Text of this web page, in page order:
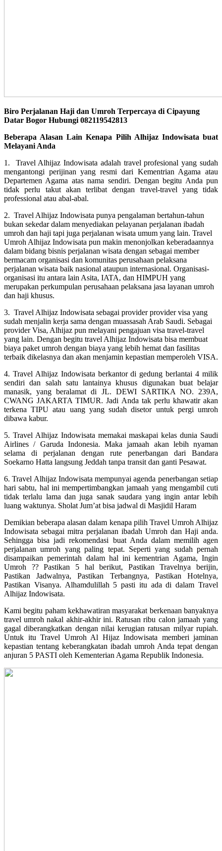
Biro Perjalanan Haji dan Umroh Terpercaya di Cipayung
Datar Bogor Hubungi 082119542813
Beberapa Alasan Lain Kenapa Pilih Alhijaz Indowisata buat
Melayani Anda
1. Travel Alhijaz Indowisata adalah travel profesional yang sudah
mengantongi perijinan yang resmi dari Kementrian Agama atau
Departemen Agama atas nama sendiri. Dengan begitu Anda pun
tidak perlu takut akan terlibat dengan travel-travel yang tidak
professional atau abal-abal.
2. Travel Alhijaz Indowisata punya pengalaman bertahun-tahun
bukan sekedar dalam menyediakan pelayanan perjalanan ibadah
umroh dan haji tapi juga perjalanan wisata umum yang lain. Travel
Umroh Alhijaz Indowisata pun makin menonjolkan keberadaannya
dalam bidang bisnis perjalanan wisata dengan sebagai member
bermacam organisasi dan komunitas perusahaan pelaksana
perjalanan wisata baik nasional ataupun internasional. Organisasi-
organisasi itu antara lain Asita, IATA, dan HIMPUH yang
merupakan perkumpulan perusahaan pelaksana jasa layanan umroh
dan haji khusus.
3. Travel Alhijaz Indowisata sebagai provider provider visa yang
sudah menjalin kerja sama dengan muassasah Arab Saudi. Sebagai
provider Visa, Alhijaz pun melayani pengajuan visa travel-travel
yang lain. Dengan begitu travel Alhijaz Indowisata bisa membuat
biaya paket umroh dengan biaya yang lebih hemat dan fasilitas
terbaik dikelasnya dan akan menjamin kepastian memperoleh VISA.
4. Travel Alhijaz Indowisata berkantor di gedung berlantai 4 milik
sendiri dan salah satu lantainya khusus digunakan buat belajar
manasik, yang beralamat di JL. DEWI SARTIKA NO. 239A,
CWANG JAKARTA TIMUR. Jadi Anda tak perlu khawatir akan
terkena TIPU atau uang yang sudah disetor untuk pergi umroh
dibawa kabur.
5. Travel Alhijaz Indowisata memakai maskapai kelas dunia Saudi
Airlines / Garuda Indonesia. Maka jamaah akan lebih nyaman
selama di perjalanan dengan rute penerbangan dari Bandara
Soekarno Hatta langsung Jeddah tanpa transit dan ganti Pesawat.
6. Travel Alhijaz Indowisata mempunyai agenda penerbangan setiap
hari sabtu, hal ini mempertimbangkan jamaah yang mengambil cuti
tidak terlalu lama dan juga sanak saudara yang ingin antar lebih
luang waktunya. Sholat Jum’at bisa jadwal di Masjidil Haram
Demikian beberapa alasan dalam kenapa pilih Travel Umroh Alhijaz
Indowisata sebagai mitra perjalanan ibadah Umroh dan Haji anda.
Sehingga bisa jadi rekomendasi buat Anda dalam memilih agen
perjalanan umroh yang paling tepat. Seperti yang sudah pernah
disampaikan pemerintah dalam hal ini kementrian Agama, Ingin
Umroh ?? Pastikan 5 hal berikut, Pastikan Travelnya berijin,
Pastikan Jadwalnya, Pastikan Terbangnya, Pastikan Hotelnya,
Pastikan Visanya. Alhamdulillah 5 pasti itu ada di dalam Travel
Alhijaz Indowisata.
Kami begitu paham kekhawatiran masyarakat berkenaan banyaknya
travel umroh nakal akhir-akhir ini. Ratusan ribu calon jamaah yang
gagal diberangkatkan dengan nilai kerugian ratusan milyar rupiah.
Untuk itu Travel Umroh Al Hijaz Indowisata memberi jaminan
kepastian tentang keberangkatan ibadah umroh Anda tepat dengan
anjuran 5 PASTI oleh Kementerian Agama Republik Indonesia.